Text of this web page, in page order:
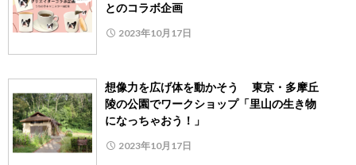
とのコラボ企画
2023年10月17日
想像力を広げ体を動かそう 東京・多摩丘
陵の公園でワークショップ「里山の生き物
になっちゃおう！」
2023年10月17日